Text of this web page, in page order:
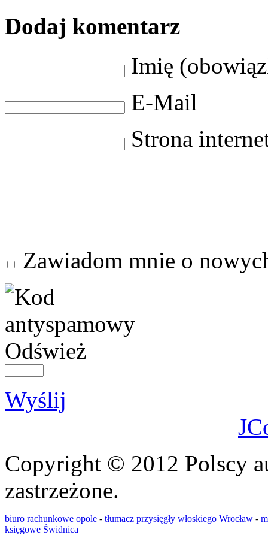
Dodaj komentarz
Imię
E-Mail
Strona
Zawiadom mnie o
Odśwież
Wyślij
Copyright © 2012 Polscy
zastrzeżone.
biuro rachunkowe opole - tłumacz przysięgły włoskiego Wrocław -
księgowe Świdnica